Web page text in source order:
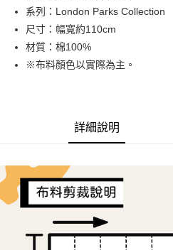
街口支付
Google Pay
AFTEE先享後付
１．簡單：不需註冊會員、不需綁卡、不
３．安心：先確認商品／服務後，再付款
【「AFTEE先享後付」結帳流程】
１．於結帳方式選擇「AFTEE先享後付
結帳頁面，進行簡訊認證並確認金額後，
２．訂單成立數日內，您將收到繳費通知
３．收到繳費通知簡訊後14天內，點擊
全家取貨付款
每筆NT$65，滿NT$1,500(含以上)免
每筆NT$65，滿NT$1,500(含以上)
系列：London Parks Collection
尺寸：幅寬約110cm
材質：棉100%
※布料顏色以實際為主。
詳細說明